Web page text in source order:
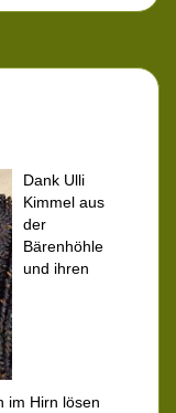
Dank Ulli
Kimmel aus
der
Bärenhöhle
und ihren
im Hirn lösen